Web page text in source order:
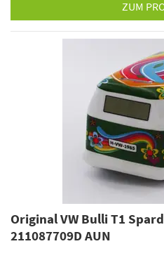
ZUM
Original VW Bulli T1
211087709D AUN